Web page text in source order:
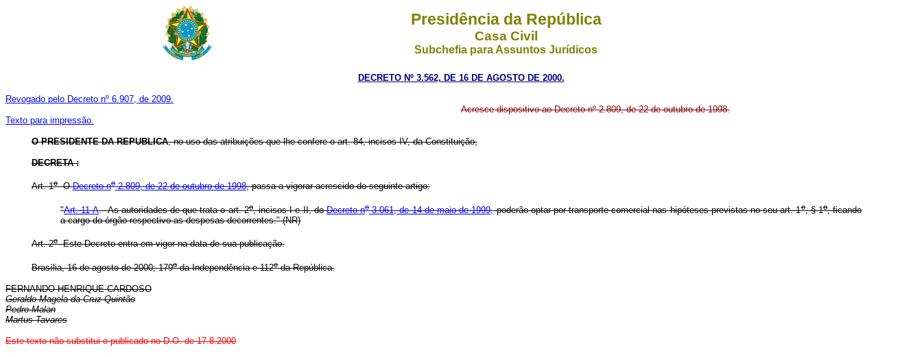
Presidência da República
Casa Civil
Subchefia para Assuntos Jurídicos
DECRETO Nº 3.562, DE 16 DE AGOSTO DE 2000.
Revogado pelo Decreto nº 6.907, de 2009.
Texto para impressão.
Acresce dispositivo ao Decreto nº 2.809, de 22 de outubro de 1998.
O PRESIDENTE DA REPUBLICA, no uso das atribuições que lhe confere o art. 84, incisos IV, da Constituição,
DECRETA :
Art. 1oODecreto no2.809, de 22 de outubro de 1998, passa a vigorar acrescido do seguinte artigo:
"Art. 11-A. As autoridades de que trata o art. 2o, incisos I e II, doDecreto no3.061, de 14 de maio de 1999,poderão optar por transporte comercial nas hipóteses previstas no seu art. 1o, § 1o, ficando
a cargo do órgão respectivo as despesas decorrentes." (NR)
Art. 2oEste Decreto entra em vigor na data de sua publicação.
Brasília, 16 de agosto de 2000; 179oda Independência e 112oda República.
FERNANDO HENRIQUE CARDOSO
Geraldo Magela da Cruz Quintão
Pedro Malan
Martus Tavares
Este texto não substitui o publicado no D.O. de 17.8.2000